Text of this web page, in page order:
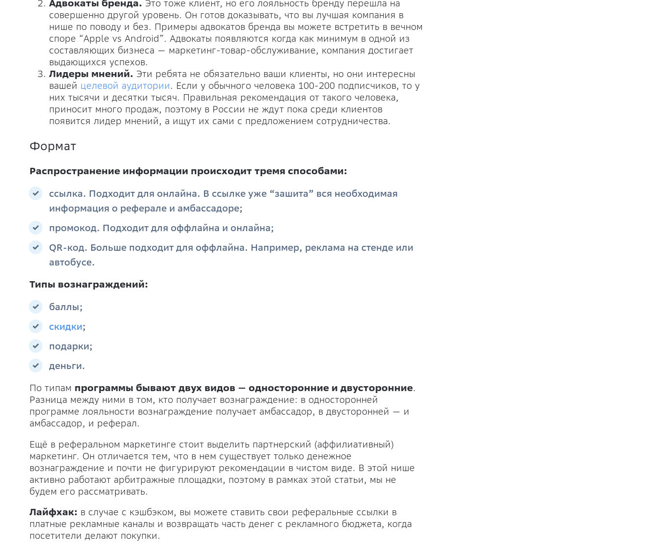
Адвокаты бренда. Это тоже клиент, но его лояльность бренду перешла на
совершенно другой уровень. Он готов доказывать, что вы лучшая компания в
нише по поводу и без. Примеры адвокатов бренда вы можете встретить в вечном
споре “Apple vs Android”. Адвокаты появляются когда как минимум в одной из
составляющих бизнеса — маркетинг-товар-обслуживание, компания достигает
выдающихся успехов.
Лидеры мнений. Эти ребята не обязательно ваши клиенты, но они интересны
вашей целевой аудитории. Если у обычного человека 100-200 подписчиков, то у
них тысячи и десятки тысяч. Правильная рекомендация от такого человека,
приносит много продаж, поэтому в России не ждут пока среди клиентов
появится лидер мнений, а ищут их сами с предложением сотрудничества.
Формат
Распространение информации происходит тремя способами:
ссылка. Подходит для онлайна. В ссылке уже “зашита” вся необходимая
информация о реферале и амбассадоре;
промокод. Подходит для оффлайна и онлайна;
QR-код. Больше подходит для оффлайна. Например, реклама на стенде или
автобусе.
Типы вознаграждений:
баллы;
скидки;
подарки;
деньги.
По типам программы бывают двух видов — односторонние и двусторонние.
Разница между ними в том, кто получает вознаграждение: в односторонней
программе лояльности вознаграждение получает амбассадор, в двусторонней — и
амбассадор, и реферал.
Ещё в реферальном маркетинге стоит выделить партнерский (аффилиативный)
маркетинг. Он отличается тем, что в нем существует только денежное
вознаграждение и почти не фигурируют рекомендации в чистом виде. В этой нише
активно работают арбитражные площадки, поэтому в рамках этой статьи, мы не
будем его рассматривать.
Лайфхак: в случае с кэшбэком, вы можете ставить свои реферальные ссылки в
платные рекламные каналы и возвращать часть денег с рекламного бюджета, когда
посетители делают покупки.